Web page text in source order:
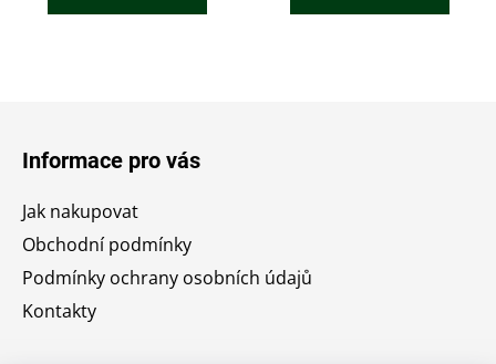
Informace pro vás
Jak nakupovat
Obchodní podmínky
Podmínky ochrany osobních údajů
Kontakty